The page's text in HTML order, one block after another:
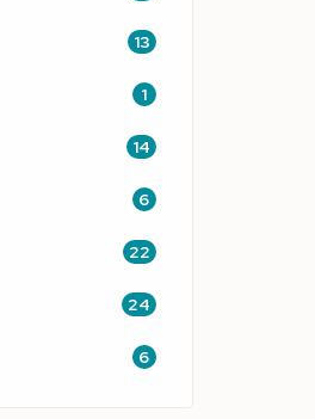
13
1
14
6
22
24
6